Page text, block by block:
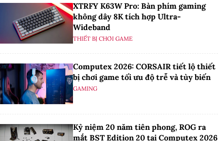
XTRFY K63W Pro: Bàn phím gaming
không dây 8K tích hợp Ultra-
Wideband
THIẾT BỊ CHƠI GAME
Computex 2026: CORSAIR tiết lộ thiết
bị chơi game tối ưu độ trễ và tùy biến
GAMING
Kỷ niệm 20 năm tiên phong, ROG ra
mắt BST Edition 20 tại Computex 2026